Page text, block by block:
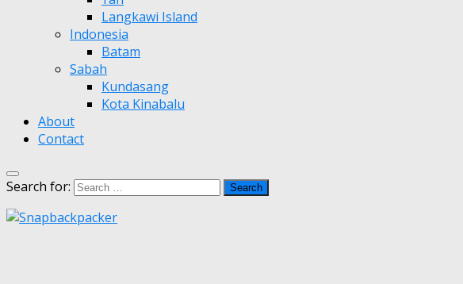
Langkawi Island
Indonesia
Batam
Sabah
Kundasang
Kota Kinabalu
About
Contact
Search for: